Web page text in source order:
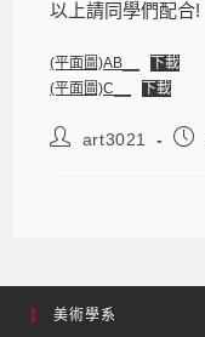
以上請同學們配合!
(平面圖)AB__
下載
(平面圖)C__
下載
art3021
美術學系